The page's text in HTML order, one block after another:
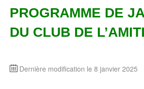
PROGRAMME DE
DU CLUB DE
Dernière modification le 8 janvier 2025